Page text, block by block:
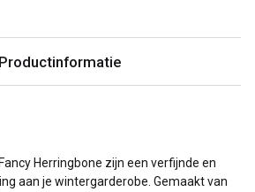
Productinformatie
Herringbone zijn een verfijnde en
aan je wintergarderobe. Gemaakt van